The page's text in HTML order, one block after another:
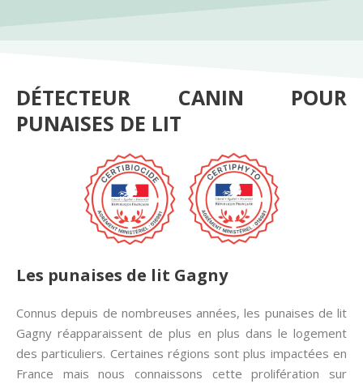
DÉTECTEUR CANIN POUR
PUNAISES DE LIT
Les punaises de lit Gagny
Connus depuis de nombreuses années, les punaises de lit
Gagny réapparaissent de plus en plus dans le logement
des particuliers. Certaines régions sont plus impactées en
France mais nous connaissons cette prolifération sur